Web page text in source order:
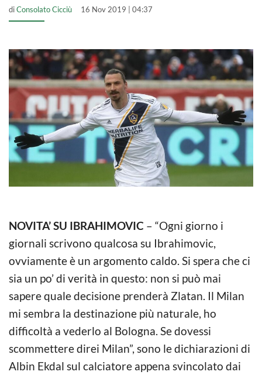
diConsolato Cicciù 16 Nov 2019 | 04:37
NOVITA’ SU IBRAHIMOVIC – “Ogni giorno i
giornali scrivono qualcosa su Ibrahimovic,
ovviamente è un argomento caldo. Si spera che ci
sia un po’ di verità in questo: non si può mai
sapere quale decisione prenderà Zlatan. Il Milan
mi sembra la destinazione più naturale, ho
difficoltà a vederlo al Bologna. Se dovessi
scommettere direi Milan”, sono le dichiarazioni di
Albin Ekdal sul calciatore appena svincolato dai